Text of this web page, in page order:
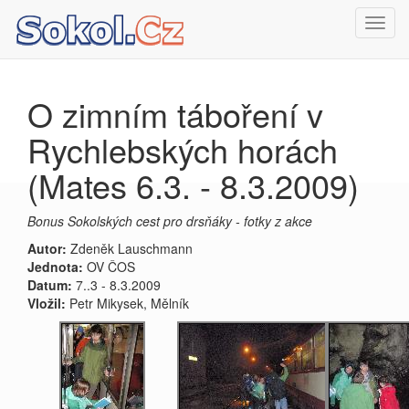
O zimním táboření v
Rychlebských horách
(Mates 6.3. - 8.3.2009)
Bonus Sokolských cest pro drsňáky - fotky z akce
Autor: Zdeněk Lauschmann
Jednota: OV ČOS
Datum: 7..3 - 8.3.2009
Vložil: Petr Mikysek, Mělník